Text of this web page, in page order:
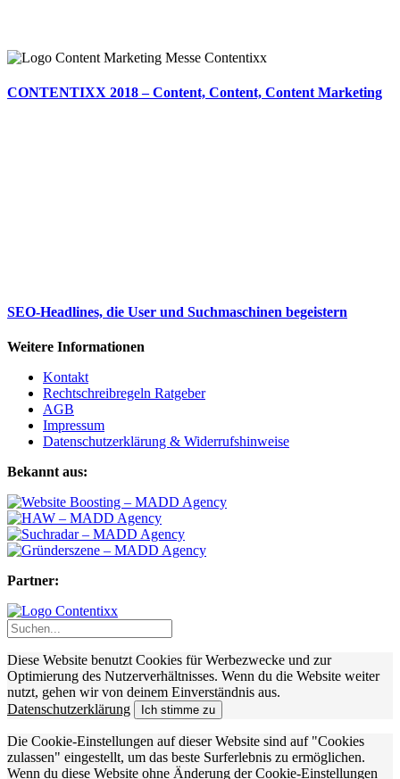
CONTENTIXX 2018 – Content, Content, Content Marketing
SEO-Headlines, die User und Suchmaschinen begeistern
Weitere Informationen
Kontakt
Rechtschreibregeln Ratgeber
AGB
Impressum
Datenschutzerklärung & Widerrufshinweise
Bekannt aus:
Partner:
Diese Website benutzt Cookies für Werbezwecke und zur
Optimierung des Nutzerverhältnisses. Wenn du die Website weiter
nutzt, gehen wir von deinem Einverständnis aus.
Datenschutzerklärung
Ich stimme zu
Die Cookie-Einstellungen auf dieser Website sind auf "Cookies
zulassen" eingestellt, um das beste Surferlebnis zu ermöglichen.
Wenn du diese Website ohne Änderung der Cookie-Einstellungen